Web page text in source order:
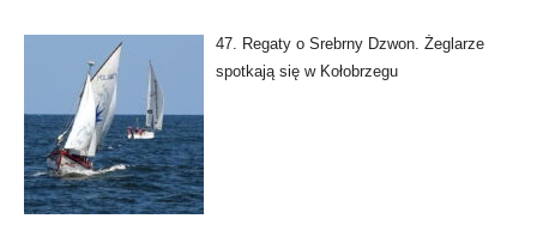
47. Regaty o Srebrny Dzwon. Żeglarze
spotkają się w Kołobrzegu